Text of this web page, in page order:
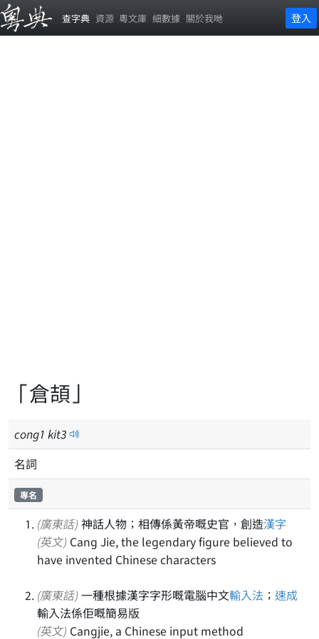
查字典 資源 粵文庫 細數據 關於我哋 登入
「倉頡」
cong1 kit3
名詞
專名
(廣東話) 神話人物；相傳係黃帝嘅史官，創造漢字
(英文)
have invented Chinese characters
(廣東話) 一種根據漢字字形嘅電腦中文輸入法 ； 速成
輸入法係佢嘅簡易版
(英文) Cangjie, a Chinese input method